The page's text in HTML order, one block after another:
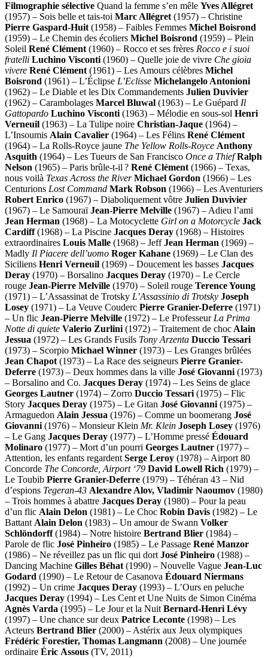
Filmographie sélective Quand la femme s’en mêle Yves Allégret
(1957) – Sois belle et tais-toi Marc Allégret (1957) – Christine
Pierre Gaspard-Huit (1958) – Faibles Femmes Michel Boisrond
(1959) – Le Chemin des écoliers Michel Boisrond (1959) – Plein
Soleil René Clément (1960) – Rocco et ses frères Rocco e i suoi
fratelli Luchino Visconti (1960) – Quelle joie de vivre Che gioia
vivere René Clément (1961) – Les Amours célèbres Michel
Boisrond (1961) – L’Éclipse L’Eclisse Michelangelo Antonioni
(1962) – Le Diable et les Dix Commandements Julien Duvivier
(1962) – Carambolages Marcel Bluwal (1963) – Le Guépard Il
Gattopardo Luchino Visconti (1963) – Mélodie en sous-sol Henri
Verneuil (1963) – La Tulipe noire Christian-Jaque (1964) –
L’Insoumis Alain Cavalier (1964) – Les Félins René Clément
(1964) – La Rolls-Royce jaune The Yellow Rolls-Royce Anthony
Asquith (1964) – Les Tueurs de San Francisco Once a Thief Ralph
Nelson (1965) – Paris brûle-t-il ? René Clément (1966) – Texas,
nous voilà Texas Across the River Michael Gordon (1966) – Les
Centurions Lost Command Mark Robson (1966) – Les Aventuriers
Robert Enrico (1967) – Diaboliquement vôtre Julien Duvivier
(1967) – Le SamouraïJean-Pierre Melville (1967) – Adieu l’ami
Jean Herman (1968) – La Motocyclette Girl on a Motorcycle Jack
Cardiff(1968) – La Piscine Jacques Deray (1968) – Histoires
extraordinaires Louis Malle (1968) – JeffJean Herman (1969) –
Madly Il Piacere dell’uomo Roger Kahane (1969) – Le Clan des
Siciliens Henri Verneuil (1969) – Doucement les basses Jacques
Deray (1970) – Borsalino Jacques Deray (1970) – Le Cercle
rouge Jean-Pierre Melville (1970) – Soleil rouge Terence Young
(1971) – L’Assassinat de Trotsky L’Assassinio di Trotsky Joseph
Losey (1971) – La Veuve Couderc Pierre Granier-Deferre (1971)
– Un flic Jean-Pierre Melville (1972) – Le Professeur La Prima
Notte di quiete Valerio Zurlini (1972) – Traitement de choc Alain
Jessua (1972) – Les Grands Fusils Tony Arzenta Duccio Tessari
(1973) – Scorpio Michael Winner (1973) – Les Granges brûlées
Jean Chapot (1973) – La Race des seigneurs Pierre Granier-
Deferre (1973) – Deux hommes dans la ville José Giovanni (1973)
– Borsalino and Co. Jacques Deray (1974) – Les Seins de glace
Georges Lautner (1974) – Zorro Duccio Tessari (1975) – Flic
Story Jacques Deray (1975) – Le Gitan José Giovanni (1975) –
Armaguedon Alain Jessua (1976) – Comme un boomerang José
Giovanni (1976) – Monsieur Klein Mr. Klein Joseph Losey (1976)
– Le Gang Jacques Deray (1977) – L’Homme pressé Édouard
Molinaro (1977) – Mort d’un pourri Georges Lautner (1977) –
Attention, les enfants regardent Serge Leroy (1978) – Airport 80
Concorde The Concorde, Airport ‘79 David Lowell Rich (1979) –
Le Toubib Pierre Granier-Deferre (1979) – Téhéran 43 – Nid
d’espions Теgeran-43 Alexandre Alov, Vladimir Naoumov (1980)
– Trois hommes à abattre Jacques Deray (1980) – Pour la peau
d’un flic Alain Delon (1981) – Le Choc Robin Davis (1982) – Le
Battant Alain Delon (1983) – Un amour de Swann Volker
Schlöndorff(1984) – Notre histoire Bertrand Blier (1984) –
Parole de flic José Pinheiro (1985) – Le Passage René Manzor
(1986) – Ne réveillez pas un flic qui dort José Pinheiro (1988) –
Dancing Machine Gilles Béhat (1990) – Nouvelle Vague Jean-Luc
Godard (1990) – Le Retour de Casanova Édouard Niermans
(1992) – Un crime Jacques Deray (1993) – L’Ours en peluche
Jacques Deray (1994) – Les Cent et Une Nuits de Simon Cinéma
Agnès Varda (1995) – Le Jour et la Nuit Bernard-Henri Lévy
(1997) – Une chance sur deux Patrice Leconte (1998) – Les
Acteurs Bertrand Blier (2000) – Astérix aux Jeux olympiques
Frédéric Forestier, Thomas Langmann (2008) – Une journée
ordinaire Éric Assous (TV, 2011)